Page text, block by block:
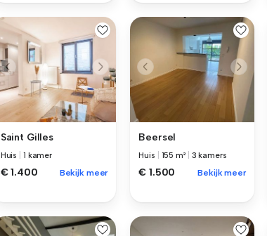
Saint Gilles
Huis 1 kamer
€ 1.400 Bekijk meer
Beersel
Huis 155 m² 3 kamers
€ 1.500 Bekijk meer